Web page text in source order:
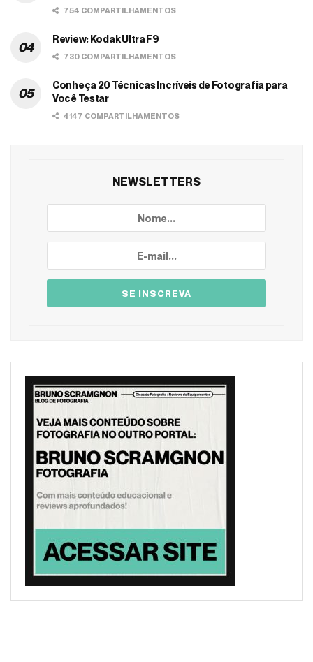
754 COMPARTILHAMENTOS
Review: Kodak Ultra F9
730 COMPARTILHAMENTOS
Conheça 20 Técnicas Incríveis de Fotografia para
Você Testar
4147 COMPARTILHAMENTOS
NEWSLETTERS